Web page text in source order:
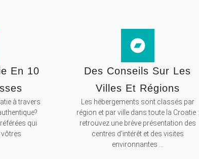
En 10
à travers
qui
vôtres
Des Conseils Sur Les
Villes Et Régions
Les hébergements sont classés par
région et par ville dans toute la Croatie :
retrouvez une brève présentation des
centres d'intérêt et des visites
environnantes ...